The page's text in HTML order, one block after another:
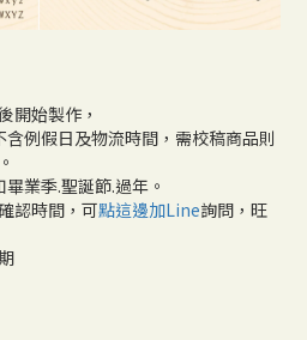
開始製作，
例假日及物流時間，需校稿商品則
業季.聖誕節.過年。
認時間，可點這邊加Line詢問，旺